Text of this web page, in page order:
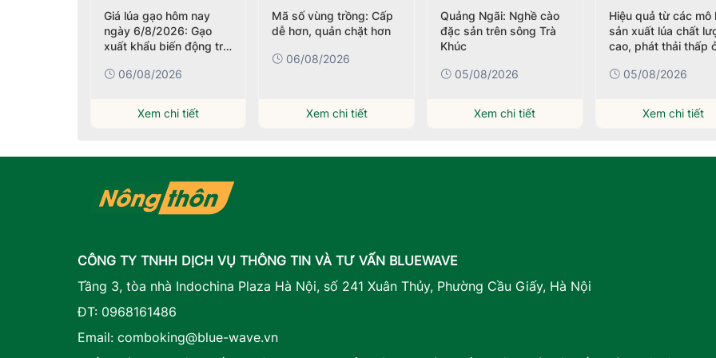
Giá lúa gạo hôm nay
ngày 6/8/2026: Gạo
xuất khẩu biến động trái
06/08/2026
Xem chi tiết
Mã số vùng trồng: Cấp
dễ hơn, quản chặt hơn
06/08/2026
Xem chi tiết
Quảng Ngãi: Nghề cào
đặc sản trên sông Trà
Khúc
05/08/2026
Xem chi tiết
Hiệu quả từ các mô
sản xuất lúa chất
cao, phát thải thấp
05/08/2026
Xem chi tiết
CÔNG TY TNHH DỊCH VỤ THÔNG TIN VÀ TƯ VẤN BLUEWAVE
Tầng 3, tòa nhà Indochina Plaza Hà Nội, số 241 Xuân Thủy, Phường Cầu Giấy, Hà Nội
ĐT: 0968161486
Email: comboking@blue-wave.vn